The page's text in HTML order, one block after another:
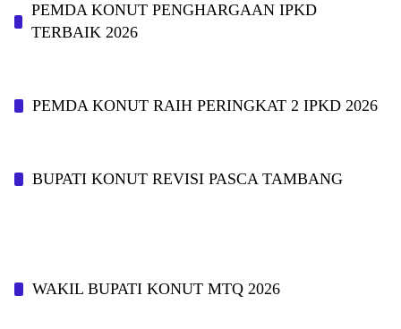
PEMDA KONUT PENGHARGAAN IPKD
TERBAIK 2026
PEMDA KONUT RAIH PERINGKAT 2 IPKD 2026
BUPATI KONUT REVISI PASCA TAMBANG
WAKIL BUPATI KONUT MTQ 2026